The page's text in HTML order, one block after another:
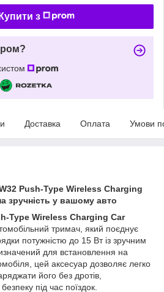
Купити з
Доставка Оплата Умови
Push-Type Wireless Charging
зручність у вашому авто
Type Wireless Charging Car
тримач, який поєднує
потужністю до 15 Вт із зручним
для встановлення на
цей аксесуар дозволяє легко
його без дротів,
під час поїздок.